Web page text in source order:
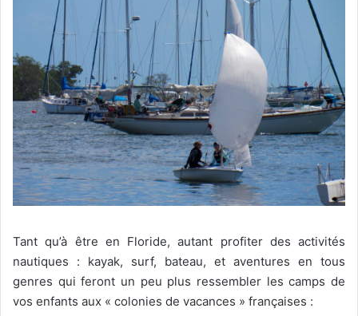
Tant qu’à être en Floride, autant profiter des activités
nautiques : kayak, surf, bateau, et aventures en tous
genres qui feront un peu plus ressembler les camps de
vos enfants aux « colonies de vacances » françaises :